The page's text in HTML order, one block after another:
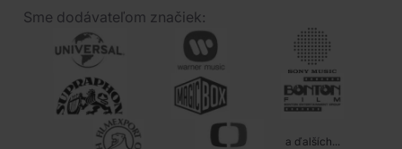
Sme dodávateľom značiek:
a ďalších...